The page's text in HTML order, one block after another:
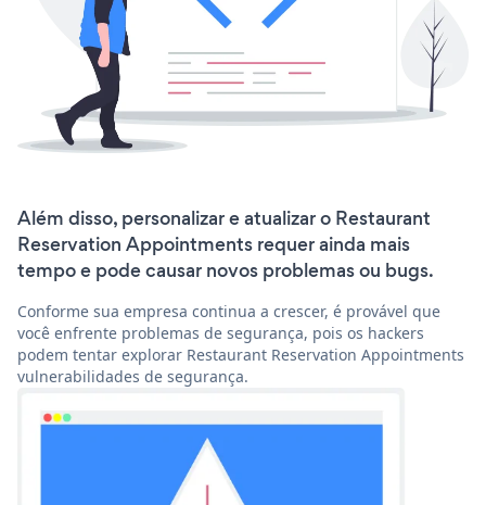
Além disso, personalizar e atualizar o Restaurant
Reservation Appointments requer ainda mais
tempo e pode causar novos problemas ou bugs.
Conforme sua empresa continua a crescer, é provável que
você enfrente problemas de segurança, pois os hackers
podem tentar explorar Restaurant Reservation Appointments
vulnerabilidades de segurança.